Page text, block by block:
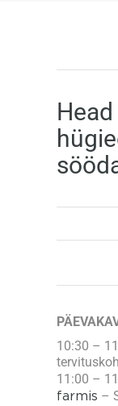
10:30 –
11:00 –
farmis –